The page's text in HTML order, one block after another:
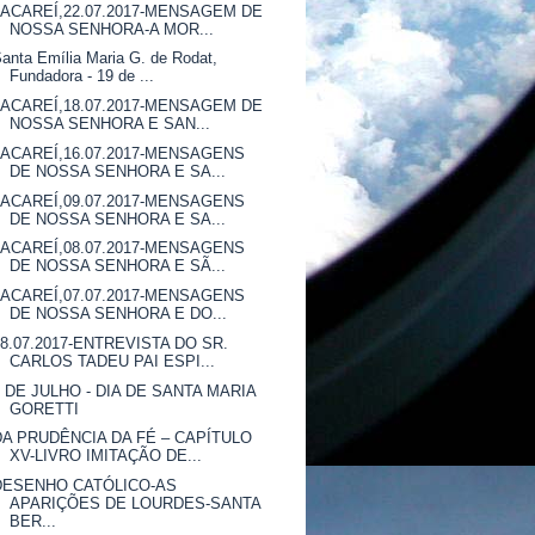
MENSAGEM DE
NOSSA SENHORA-A MOR...
Emília Maria G. de Rodat,
Fundadora - 19 de ...
MENSAGEM DE
NOSSA SENHORA E SAN...
MENSAGENS
DE NOSSA SENHORA E SA...
MENSAGENS
DE NOSSA SENHORA E SA...
MENSAGENS
DE NOSSA SENHORA E SÃ...
MENSAGENS
DE NOSSA SENHORA E DO...
ENTREVISTA DO SR.
CARLOS TADEU PAI ESPI...
DE JULHO - DIA DE SANTA MARIA
GORETTI
PRUDÊNCIA DA FÉ – CAPÍTULO
XV-LIVRO IMITAÇÃO DE...
CATÓLICO-AS
APARIÇÕES DE LOURDES-SANTA
BER...